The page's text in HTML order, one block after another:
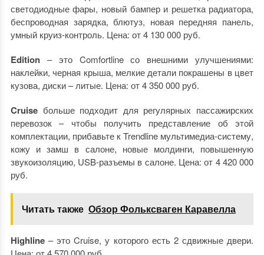
светодиодные фары, новый бампер и решетка радиатора,
беспроводная зарядка, блютуз, новая передняя панель,
умный круиз-контроль. Цена: от 4 130 000 руб.
Edition– это Comfortline со внешними улучшениями:
наклейки, черная крыша, мелкие детали покрашены в цвет
кузова, диски – литые. Цена: от 4 350 000 руб.
Cruiseбольше подходит для регулярных пассажирских
перевозок – чтобы получить представление об этой
комплектации, прибавьте к Trendline мультимедиа-систему,
кожу и замш в салоне, новые молдинги, повышенную
звукоизоляцию, USB-разъемы в салоне. Цена: от 4 420 000
руб.
Читать также Обзор Фольксваген Каравелла
Highline– это Cruise, у которого есть 2 сдвижные двери.